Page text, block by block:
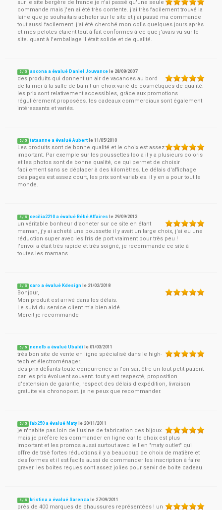
sur le site bergère de france je n'ai passé qu'une seule
commande mais j'en ai été très contente. j'ai très facilement trouvé la
laine que je souhaitais acheter sur le site et j'ai passé ma commande
tout aussi facilement. j'ai été cherché mon colis quelques jours après
et mes pelotes étaient tout à fait conformes à ce que j'avais vu sur le
site. quant à l'emballage il était solide et de qualité.
5 / 5 ascona a évalué Daniel Jouvance le 28/08/2007
des produits qui donnent un air de vacances au bord
de la mer à la salle de bain ! un choix varié de cosmétiques de qualité.
les prix sont relativement accessibles, grâce aux promotions
régulièrement proposées. les cadeaux commerciaux sont également
intéressants et variés.
5 / 5 tataanne a évalué Aubert le11/05/2010
Les produits sont de bonne qualité et le choix est assez
important. Par exemple sur les poussettes loola il y a plusieurs coloris
et les photos sont de bonne qualité, ce qui permet de choisir
facilement sans se déplacer à des kilomètres. Le délais d'affichage
des pages est assez court, les prix sont variables. il y en a pour tout le
monde.
5 / 5 cecilia2210 a évalué Bébé Affaires le 29/09/2013
un véritable bonheur d'acheter sur ce site en étant
maman, j'y ai acheté une poussette il y avait un large choix, j'ai eu une
réduction super avec les fris de port vraiment pour très peu !
l'envoi a était très rapide et très soigné, je recommande ce site à
toutes les mamans
5 / 5 caro a évalué Kdesign le 21/02/2018
Bonjour,
Mon produit est arrivé dans les délais.
Le suivi du service client m'a bien aidé.
Merci! je recommande
5 / 5 nonolb a évalué Ubaldi le01/03/2011
très bon site de vente en ligne spécialisé dans le high-
tech et électroménager.
des prix défiants toute concurrence si l'on sait être un tout petit patient
car les prix évoluent souvent. tout y est respecté, proposition
d'extension de garantie, respect des délais d'expédition, livraison
gratuite via chronopost. je ne peux que recommander.
5 / 5 fab250 a évalué Maty le 20/11/2011
je n'habite pas loin de l'usine de fabrication des bijoux
mais je préfère les commander en ligne car le choix est plus
important et les promos aussi surtout avec le lien "maty outlet" qui
offre de trsè fortes réductions.il y a beaucoup de choix de matière et
des formes et il est facile aussi de commander les inscription à faire
graver. les boites reçues sont assez jolies pour servir de boite cadeau.
5 / 5 kristina a évalué Sarenza le 27/09/2011
près de 400 marques de chaussures représentées ! un